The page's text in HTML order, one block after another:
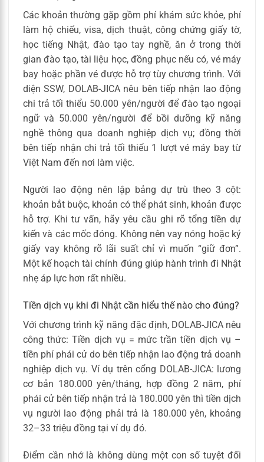
Các khoản thường gặp gồm phí khám sức khỏe, phí
làm hộ chiếu, visa, dịch thuật, công chứng giấy tờ,
học tiếng Nhật, đào tạo tay nghề, ăn ở trong thời
gian đào tạo, tài liệu học, đồng phục nếu có, vé máy
bay hoặc phần vé được hỗ trợ tùy chương trình. Với
diện SSW, DOLAB-JICA nêu bên tiếp nhận lao động
chi trả tối thiểu 50.000 yên/người để đào tạo ngoại
ngữ và 50.000 yên/người để bồi dưỡng kỹ năng
nghề thông qua doanh nghiệp dịch vụ; đồng thời
bên tiếp nhận chi trả tối thiểu 1 lượt vé máy bay từ
Việt Nam đến nơi làm việc.
Người lao động nên lập bảng dự trù theo 3 cột:
khoản bắt buộc, khoản có thể phát sinh, khoản được
hỗ trợ. Khi tư vấn, hãy yêu cầu ghi rõ tổng tiền dự
kiến và các mốc đóng. Không nên vay nóng hoặc ký
giấy vay không rõ lãi suất chỉ vì muốn “giữ đơn”.
Một kế hoạch tài chính đúng giúp hành trình đi Nhật
nhẹ áp lực hơn rất nhiều.
Tiền dịch vụ khi đi Nhật cần hiểu thế nào cho đúng?
Với chương trình kỹ năng đặc định, DOLAB-JICA nêu
công thức: Tiền dịch vụ = mức trần tiền dịch vụ –
tiền phí phái cử do bên tiếp nhận lao động trả doanh
nghiệp dịch vụ. Ví dụ trên cổng DOLAB-JICA: lương
cơ bản 180.000 yên/tháng, hợp đồng 2 năm, phí
phái cử bên tiếp nhận trả là 180.000 yên thì tiền dịch
vụ người lao động phải trả là 180.000 yên, khoảng
32–33 triệu đồng tại ví dụ đó.
Điểm cần nhớ là không dùng một con số tuyệt đối